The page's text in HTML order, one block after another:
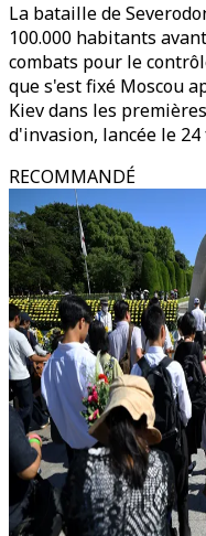
La bataille de
100.000 habitants
combats pour le
que s'est fixé Moscou
Kiev dans les
d'invasion, lancée le 24
RECOMMANDÉ